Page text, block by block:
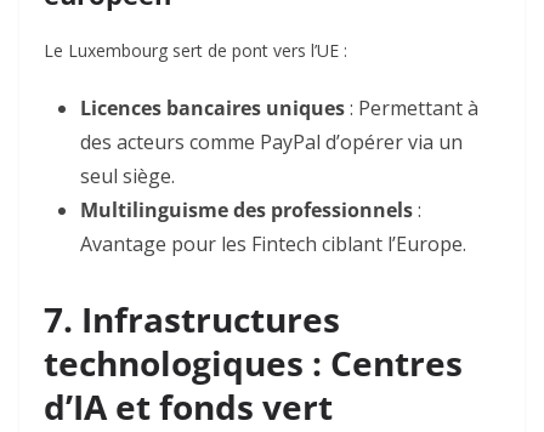
Le Luxembourg sert de pont vers l’UE :
Licences bancaires uniques: Permettant à
des acteurs comme PayPal d’opérer via un
seul siège.
Multilinguisme des professionnels:
Avantage pour les Fintech ciblant l’Europe.
7. Infrastructures
technologiques : Centres
d’IA et fonds vert